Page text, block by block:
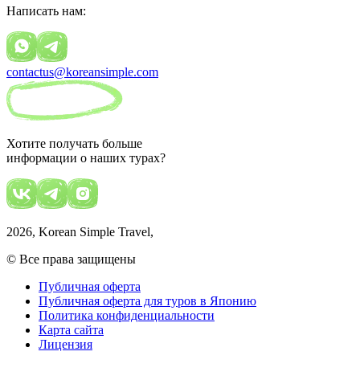
Написать нам:
contactus@koreansimple.com
Хотите получать больше
информации о наших турах?
2026, Korean Simple Travel,
© Все права защищены
Публичная оферта
Публичная оферта для туров в Японию
Политика конфиденциальности
Карта сайта
Лицензия